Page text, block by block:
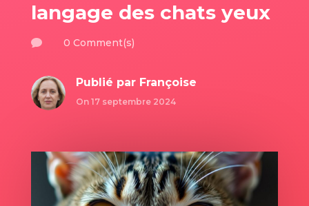
langage des chats yeux
 0 Comment(s)
Publié par Françoise
On 17 septembre 2024